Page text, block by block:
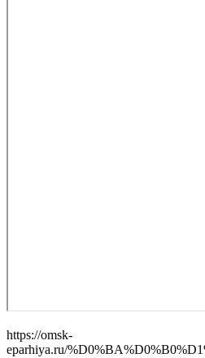
https://omsk-
eparhiya.ru/